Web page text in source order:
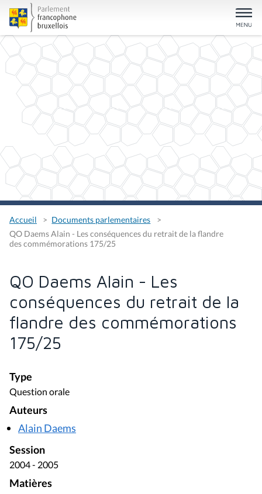
Accueil
Documents parlementaires
QO Daems Alain - Les conséquences du retrait de la flandre
des commémorations 175/25
QO Daems Alain - Les
conséquences du retrait de la
flandre des commémorations
175/25
Type
Question orale
Auteurs
Alain Daems
Session
2004 - 2005
Matières